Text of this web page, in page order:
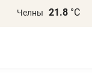
Челны 21.8 °С